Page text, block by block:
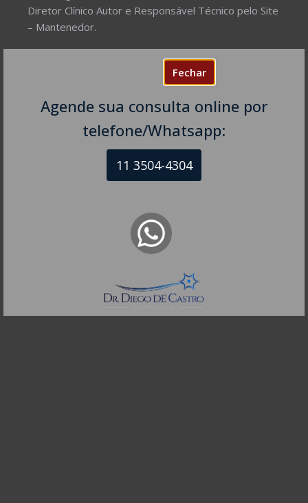
Fechar
Agende sua consulta online por
telefone/Whatsapp:
11 3504-4304
Diretor Clínico Autor e Responsável Técnico pelo Site
– Mantenedor.
Prover Soluções cada vez mais
completas de forma facilitada para a gestão da saúde
humanidade e sustentabilidade. Destinado ao
público em geral.
NEUROLOGISTA EM SÃO PAULO – SP
R. Itapeva, 518 - sala 1301
Bela Vista - São Paulo - SP